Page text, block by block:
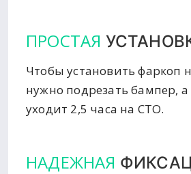
ПРОСТАЯ
Чтобы установить фаркоп
нужно подрезать бампер,
уходит 2,5 часа на СТО.
НАДЕЖНАЯ